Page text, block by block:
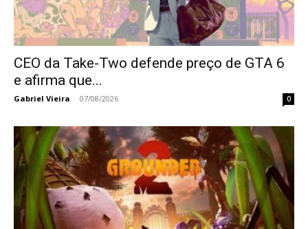
CEO da Take-Two defende preço de GTA 6
e afirma que...
Gabriel Vieira - 07/08/2026 0